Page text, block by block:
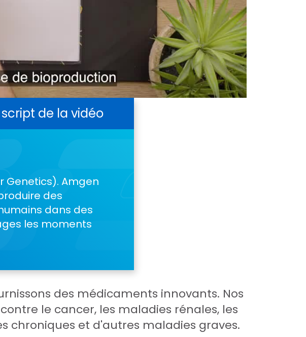
de la vidéo
Genetics). Amgen
des
dans des
les moments
des médicaments innovants. Nos
le cancer, les maladies rénales, les
chroniques et d'autres maladies graves.